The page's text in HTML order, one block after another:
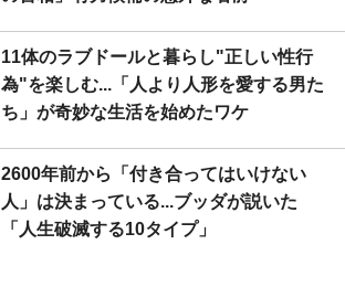
11体のラブドールと暮らし"正しい性行
為"を楽しむ...「人より人形を愛する男た
ち」が奇妙な生活を始めたワケ
2600年前から「付き合ってはいけない
人」は決まっている...ブッダが説いた
「人生破滅する10タイプ」